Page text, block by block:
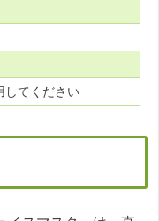
してください